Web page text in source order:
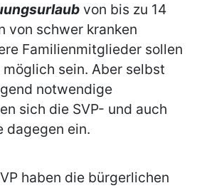
von bis zu 14
von schwer kranken
Familienmitglieder sollen
möglich sein. Aber selbst
notwendige
sich die SVP- und auch
dagegen ein.
haben die bürgerlichen